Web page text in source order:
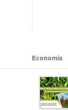
Economia